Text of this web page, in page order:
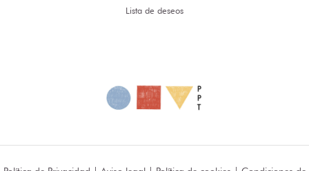
Lista de deseos